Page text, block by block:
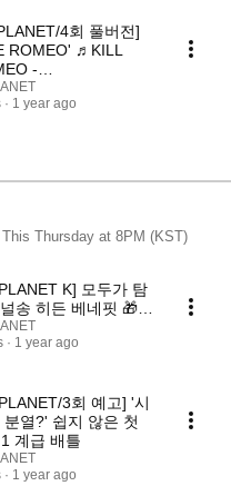
4회 풀버전]
ROMEO' ♬KILL
-
@1vs1 계급
1 year ago
Thursday at 8PM (KST)
K] 모두가 탐
송 히든 베네핏 🎁올
DAY🎁 #유료광고포
1 year ago
3회 예고] '시
분열?' 쉽지 않은 첫
계급 배틀
1 year ago